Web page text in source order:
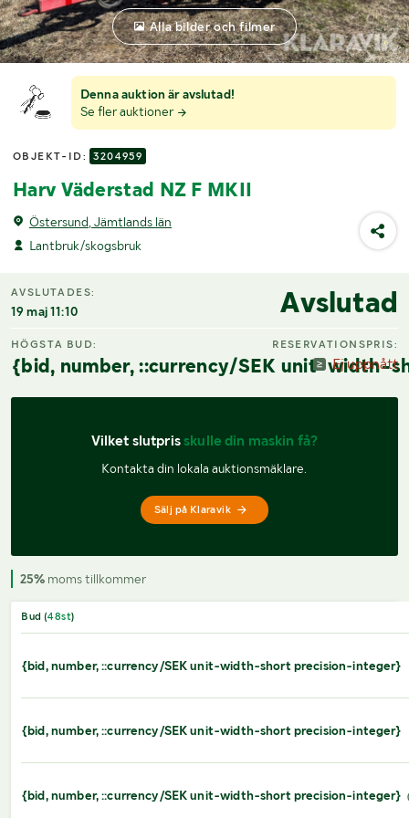
Denna auktion är avslutad!
Se fler auktioner
OBJEKT-ID: 3204959
Harv Väderstad NZ F MKII
Östersund, Jämtlands län
Lantbruk/skogsbruk
Alla bilder och filmer
AVSLUTADES:
19 maj 11:10 Avslutad
HÖGSTA BUD:
{bid, number, ::currency/SEK unit-width-
RESERVATIONSPRIS:
Ej uppnått
Vilket slutpris skulle din maskin få?
Kontakta din lokala auktionsmäklare.
Sälj på Klaravik
25% moms tillkommer
Bud (48st)
{bid, number, ::currency/SEK unit-width-short precision-integer}
{bid, number, ::currency/SEK unit-width-short precision-integer}
{bid, number, ::currency/SEK unit-width-short precision-integer}